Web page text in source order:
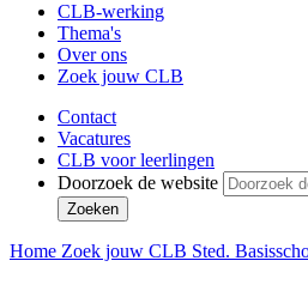
CLB-werking
Thema's
Over ons
Zoek jouw CLB
Contact
Vacatures
CLB voor leerlingen
Doorzoek de website
Zoeken
Home Zoek jouw CLB Sted.